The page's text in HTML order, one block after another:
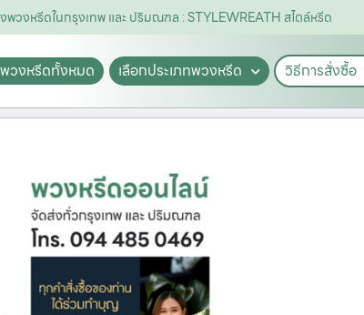
วงหรีดในกรุงเทพ และ ปริมณฑล : STYLEWREATH สไตล์หรีด
วงหรีดทั้งหมด เลือกประเภทพวงหรีด วิธีการสั่งซื้อ